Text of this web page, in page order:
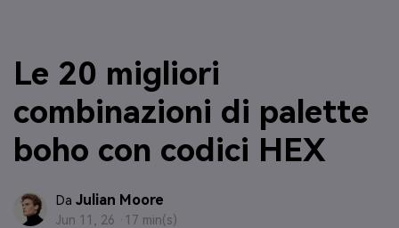
Le 20 migliori
combinazioni di palette
boho con codici HEX
Da Julian Moore
Jun 11, 26 · 17 min(s)